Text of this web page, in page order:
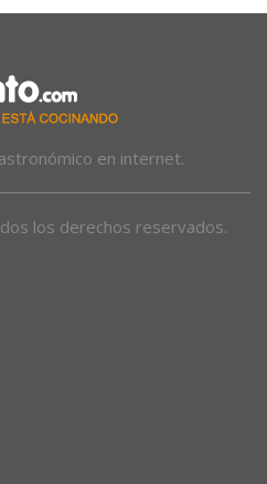
en internet.
los derechos reservados.